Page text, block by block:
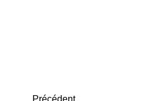
Précédent